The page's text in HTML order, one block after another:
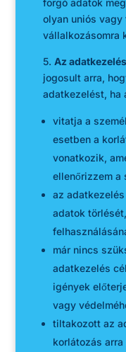
forgó adatok
olyan uniós
vállalkozásomra
5. Az
jogosult arra,
adatkezelést, ha
vitatja a
esetben a
vonatkozik,
ellenőrizzem a
az
adatok
már nincs
adatkezelés
igények
vagy
tiltakozott az
korlátozás